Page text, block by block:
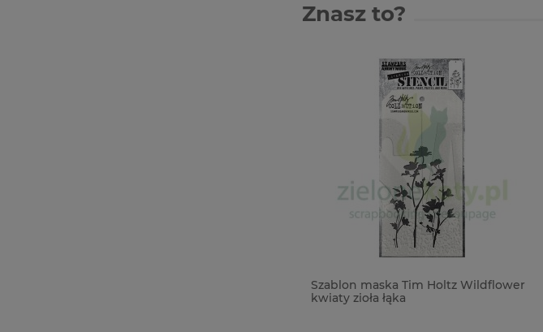
Znasz to?
Szablon maska Tim Holtz Wildflower
kwiaty zioła łąka